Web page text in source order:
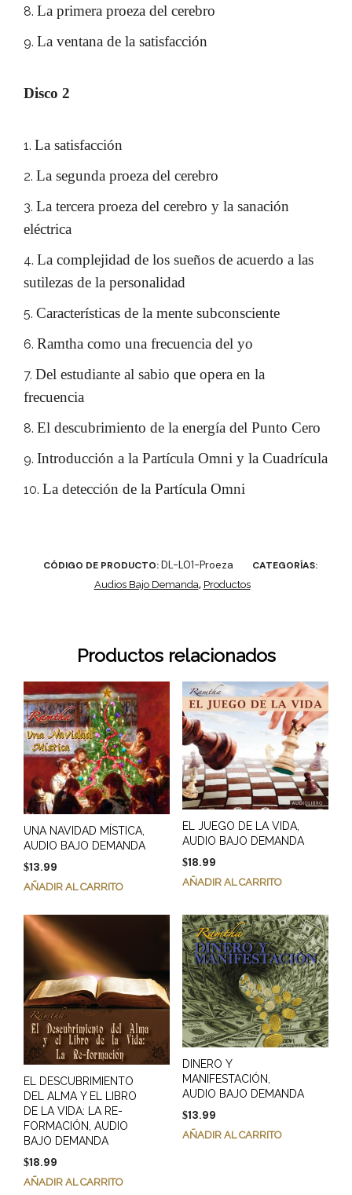
La primera proeza del cerebro
La ventana de la satisfacción
Disco 2
La satisfacción
La segunda proeza del cerebro
La tercera proeza del cerebro y la sanación
eléctrica
La complejidad de los sueños de acuerdo a las
sutilezas de la personalidad
Características de la mente subconsciente
Ramtha como una frecuencia del yo
Del estudiante al sabio que opera en la
frecuencia
El descubrimiento de la energía del Punto Cero
Introducción a la Partícula Omni y la Cuadrícula
La detección de la Partícula Omni
CÓDIGO DE PRODUCTO:DL-L01-Proeza CATEGORÍAS:
Audios Bajo Demanda, Productos
Productos relacionados
UNA NAVIDAD MÍSTICA,
AUDIO BAJO DEMANDA
$13.99
AÑADIR AL CARRITO
EL JUEGO DE LA VIDA,
AUDIO BAJO DEMANDA
$18.99
AÑADIR AL CARRITO
EL DESCUBRIMIENTO
DEL ALMA Y EL LIBRO
DE LA VIDA: LA RE-
FORMACIÓN, AUDIO
BAJO DEMANDA
$18.99
AÑADIR AL CARRITO
DINERO Y
MANIFESTACIÓN,
AUDIO BAJO DEMANDA
$13.99
AÑADIR AL CARRITO